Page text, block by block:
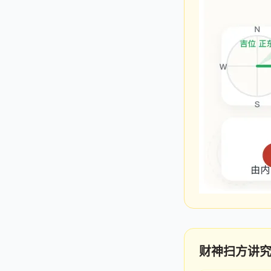
财神扫方讲究